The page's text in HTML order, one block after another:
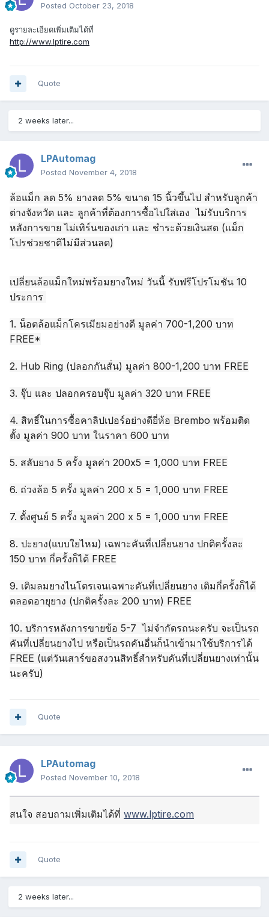
Posted October 23, 2018
ดูรายละเอียดเพิ่มเติมได้ที่
http://www.lptire.com
Quote
2 weeks later...
LPAutomag
Posted November 4, 2018
ล้อแม็ก ลด 5% ยางลด 5% ขนาด 15 นิ้วขึ้นไป สำหรับลูกค้า
ต่างจังหวัด และ ลูกค้าที่ต้องการซื้อไปใส่เอง ไม่รับบริการ
หลังการขาย ไม่เทิร์นของเก่า และ ชำระด้วยเงินสด (แม็ก
โปรช่วยชาติไม่มีส่วนลด)
เปลี่ยนล้อแม็กใหม่พร้อมยางใหม่ วันนี้ รับฟรีโปรโมชัน 10
ประการ
1. น็อตล้อแม็กโครเมียมอย่างดี มูลค่า 700-1,200 บาท
FREE*
2. Hub Ring (ปลอกกันสั่น) มูลค่า 800-1,200 บาท FREE
3. จุ๊บ และ ปลอกครอบจุ๊บ มูลค่า 320 บาท FREE
4. สิทธิ์ในการซื้อคาลิปเปอร์อย่างดียี่ห้อ Brembo พร้อมติด
ตั้ง มูลค่า 900 บาท ในราคา 600 บาท
5. สลับยาง 5 ครั้ง มูลค่า 200x5 = 1,000 บาท FREE
6. ถ่วงล้อ 5 ครั้ง มูลค่า 200 x 5 = 1,000 บาท FREE
7. ตั้งศูนย์ 5 ครั้ง มูลค่า 200 x 5 = 1,000 บาท FREE
8. ปะยาง(แบบใยไหม) เฉพาะคันที่เปลี่ยนยาง ปกติครั้งละ
150 บาท กี่ครั้งก็ได้ FREE
9. เติมลมยางไนโตรเจนเฉพาะคันที่เปลี่ยนยาง เติมกี่ครั้งก็ได้
ตลอดอายุยาง (ปกติครั้งละ 200 บาท) FREE
10. บริการหลังการขายข้อ 5-7 ไม่จำกัดรถนะครับ จะเป็นรถ
คันที่เปลี่ยนยางไป หรือเป็นรถคันอื่นก็นำเข้ามาใช้บริการได้
FREE (แต่วันเสาร์ขอสงวนสิทธิ์สำหรับคันที่เปลี่ยนยางเท่านั้น
นะครับ)
Quote
LPAutomag
Posted November 10, 2018
สนใจ สอบถามเพิ่มเติมได้ที่ www.lptire.com
Quote
2 weeks later...